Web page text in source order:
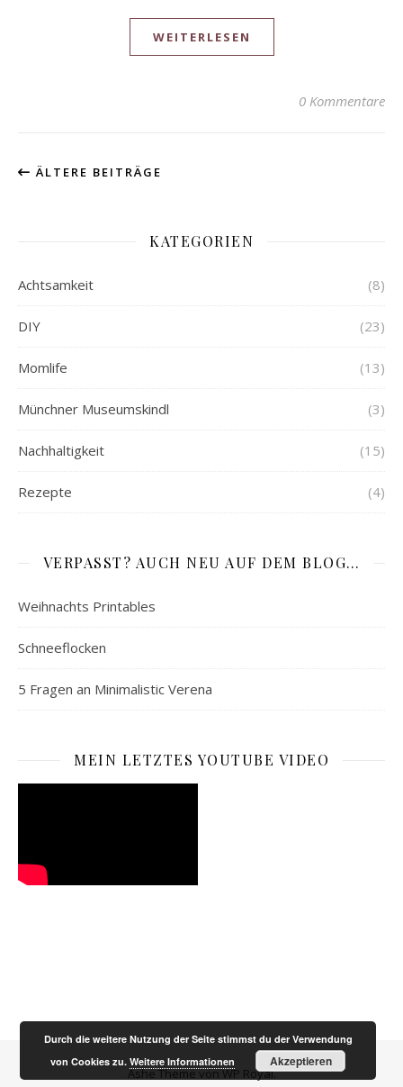
WEITERLESEN
0 Kommentare
ÄLTERE BEITRÄGE
KATEGORIEN
Achtsamkeit (8)
DIY (23)
Momlife (13)
Münchner Museumskindl (3)
Nachhaltigkeit (15)
Rezepte (4)
VERPASST? AUCH NEU AUF DEM BLOG…
Weihnachts Printables
Schneeflocken
5 Fragen an Minimalistic Verena
MEIN LETZTES YOUTUBE VIDEO
Ashe Theme vonWP Royal.
Durch die weitere Nutzung der Seite stimmst du der Verwendung
von Cookies zu.Weitere Informationen Akzeptieren